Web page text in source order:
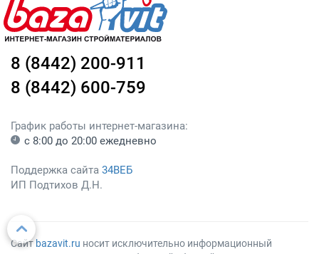
8 (8442) 200-911
8 (8442) 600-759
График работы интернет-магазина:
с 8:00 до 20:00 ежедневно
Поддержка сайта 34ВЕБ
ИП Подтихов Д.Н.
Сайт bazavit.ru носит исключительно информационный